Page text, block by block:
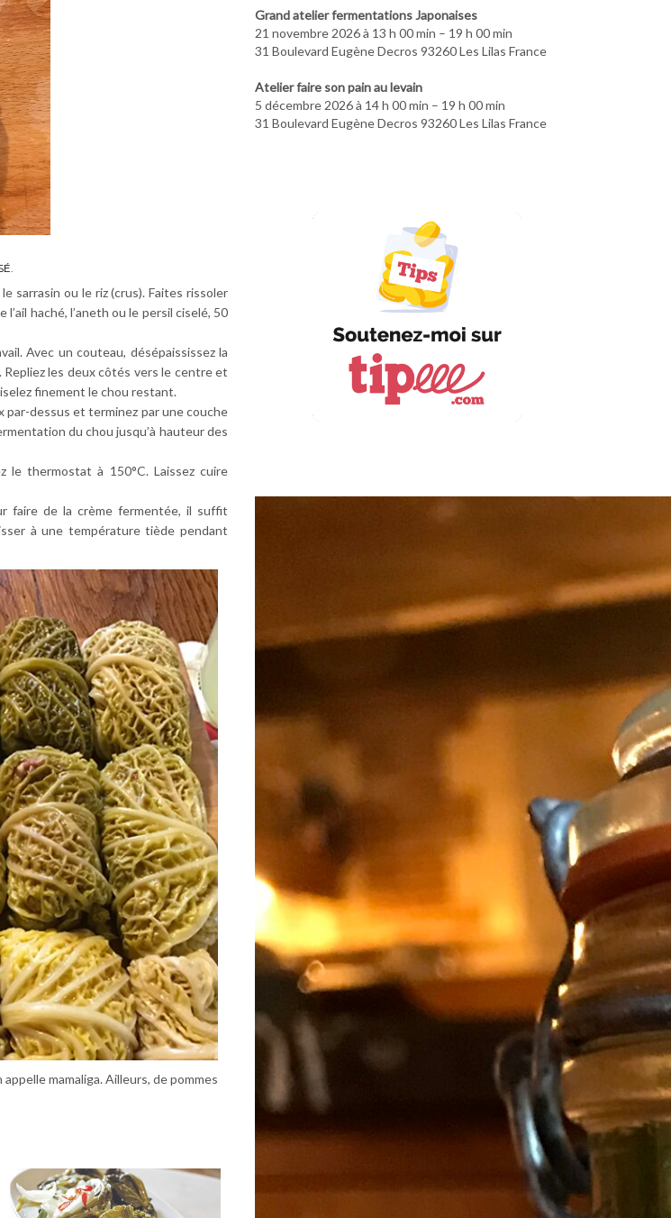
sarrasin ou le riz (crus). Faites rissoler
haché, l’aneth ou le persil ciselé, 50
Avec un couteau, désépaississez la
les deux côtés vers le centre et
finement le chou restant.
par-dessus et terminez par une couche
du chou jusqu’à hauteur des
le thermostat à 150°C. Laissez cuire
faire de la crème fermentée, il suffit
à une température tiède pendant
mamaliga. Ailleurs, de pommes
Grand atelier fermentations Japonaises
21 novembre 2026 à 13 h 00 min – 19 h 00 min
31 Boulevard Eugène Decros 93260 Les Lilas France
Atelier faire son pain au levain
5 décembre 2026 à 14 h 00 min – 19 h 00 min
31 Boulevard Eugène Decros 93260 Les Lilas France